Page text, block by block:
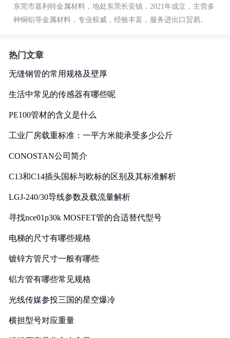
东莞市嘉利特金属材料，地处东莞长安镇，2021年成立，主营多
种铜铝等金属材料，专业权威，经验丰富，服务进出口贸易。
热门文章
无缝钢管的常用规格及壁厚
生活中常见的传感器有哪些呢
PE100管材的含义是什么
工业厂房载重标准：一平方米能承受多少公斤
CONOSTAN公司简介
C13和C14插头国标与欧标的区别及其标准解析
LGJ-240/30导线参数及载流量解析
寻找nce01p30k MOSFET管的合适替代型号
电梯的尺寸有哪些规格
镀锌方管尺寸一般有哪些
铝方管有哪些常见规格
光线传媒参投三国的星空爆冷
横担型号对应重量